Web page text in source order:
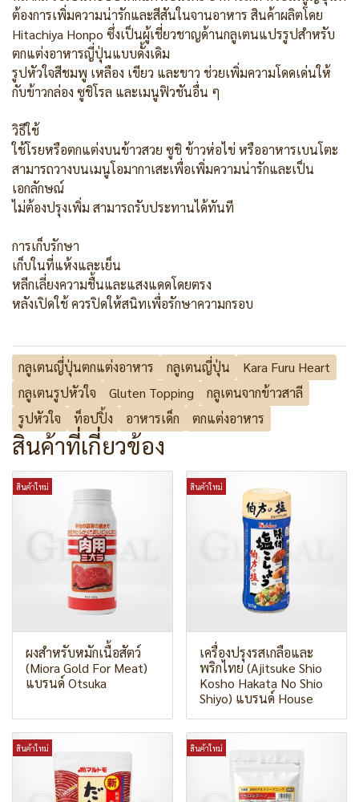
ต้องการเพิ่มความน่ารักและสีสันในจานอาหาร สินค้าผลิตโดย
Hitachiya Honpo ซึ่งเป็นผู้เชี่ยวชาญด้านกลูเตนแปรรูปสำหรับ
ตกแต่งอาหารญี่ปุ่นแบบดั้งเดิม
รูปหัวใจสีชมพู เหลือง เขียว และขาว ช่วยเพิ่มความโดดเด่นให้
กับข้าวกล่อง ซูชิโรล และเมนูฟิวชันอื่น ๆ
วิธีใช้
ใช้โรยหรือตกแต่งบนข้าวสวย ซูชิ ข้าวห่อไข่ หรืออาหารเบนโตะ
สามารถวางบนเมนูโอมากาเสะเพื่อเพิ่มความน่ารักและเป็น
เอกลักษณ์
ไม่ต้องปรุงเพิ่ม สามารถรับประทานได้ทันที
การเก็บรักษา
เก็บในที่แห้งและเย็น
หลีกเลี่ยงความชื้นและแสงแดดโดยตรง
หลังเปิดใช้ ควรปิดให้สนิทเพื่อรักษาความกรอบ
กลูเตนญี่ปุ่นตกแต่งอาหาร กลูเตนญี่ปุ่น
Kara Furu Heart
กลูเตนรูปหัวใจ
Gluten Topping
กลูเตนจากข้าวสาลี
รูปหัวใจ
ท็อปปิ้ง อาหารเด็ก ตกแต่งอาหาร
สินค้าที่เกี่ยวข้อง
สินค้าใหม่
ผงสำหรับหมักเนื้อสัตว์
(Miora Gold For Meat)
แบรนด์ Otsuka
สินค้าใหม่
เครื่องปรุงรสเกลือและ
พริกไทย (Ajitsuke Shio
Kosho Hakata No Shio
Shiyo) แบรนด์ House
สินค้าใหม่ สินค้าใหม่